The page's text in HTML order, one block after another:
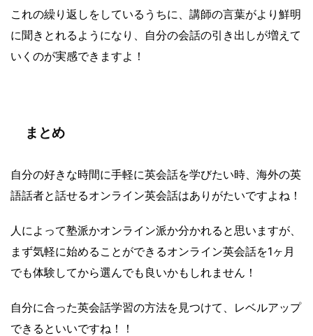
これの繰り返しをしているうちに、講師の言葉がより鮮明
に聞きとれるようになり、自分の会話の引き出しが増えて
いくのが実感できますよ！
まとめ
自分の好きな時間に手軽に英会話を学びたい時、海外の英
語話者と話せるオンライン英会話はありがたいですよね！
人によって塾派かオンライン派か分かれると思いますが、
まず気軽に始めることができるオンライン英会話を1ヶ月
でも体験してから選んでも良いかもしれません！
自分に合った英会話学習の方法を見つけて、レベルアップ
できるといいですね！！